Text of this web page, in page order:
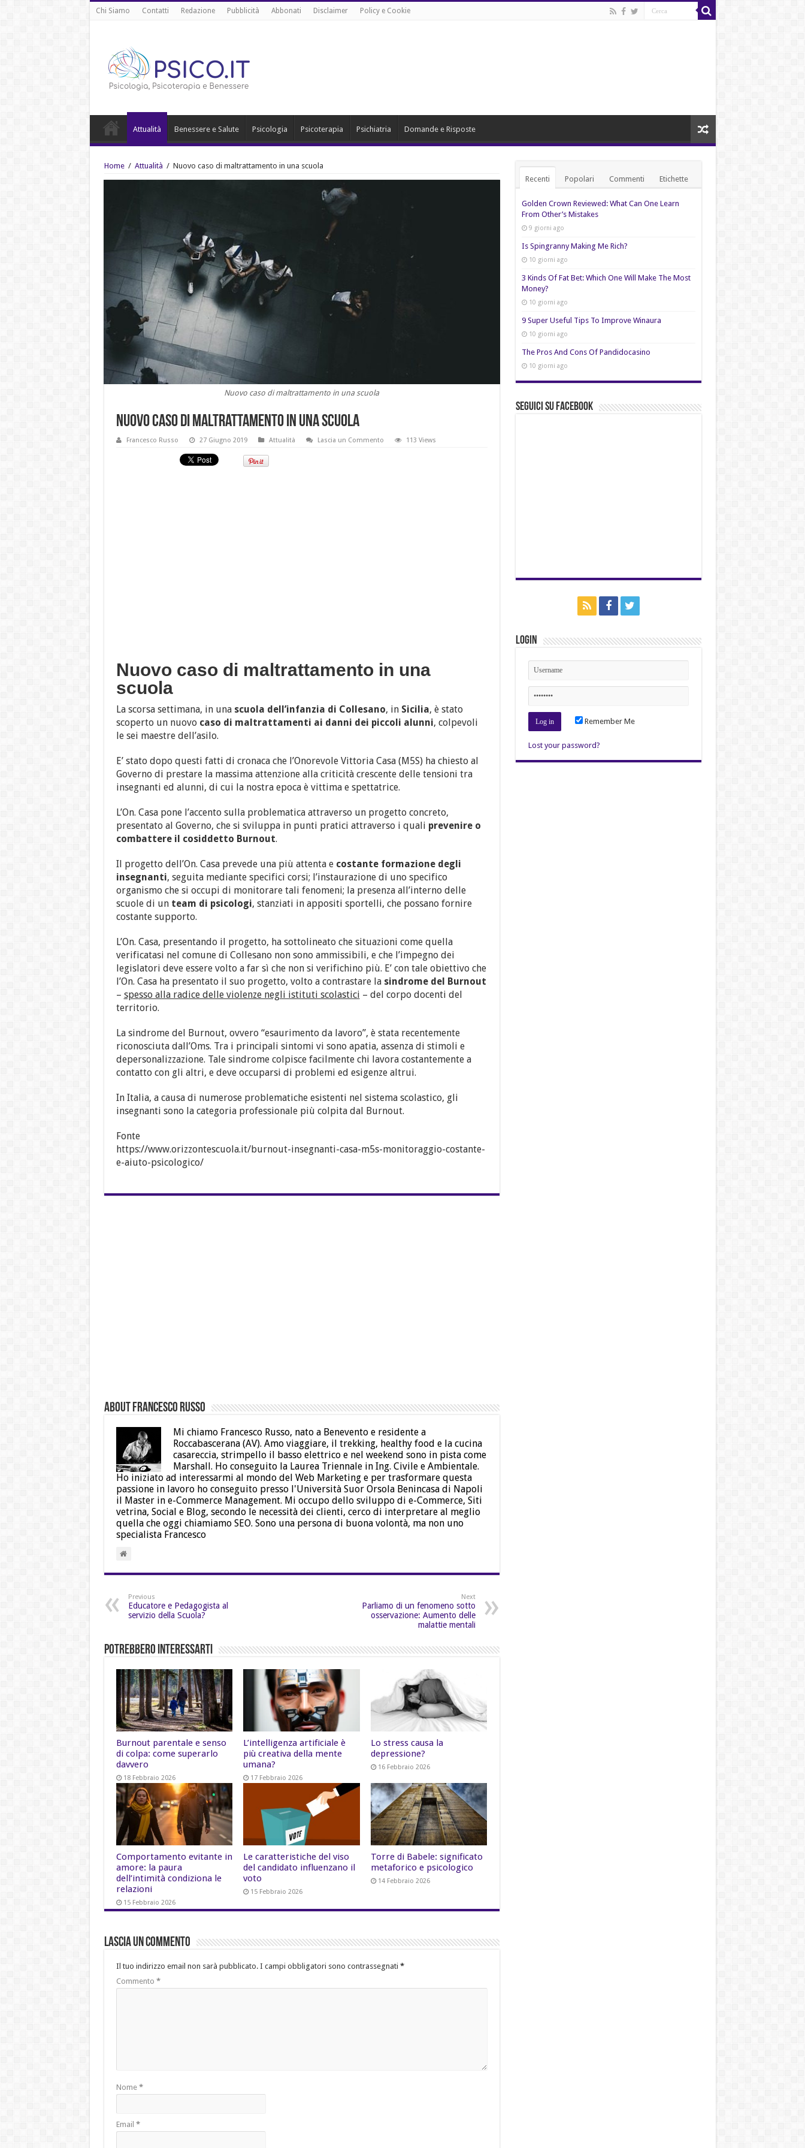
Chi Siamo Contatti Redazione Pubblicità Abbonati Disclaimer Policy e Cookie
Attualità Benessere e Salute Psicologia Psicoterapia Psichiatria Domande e Risposte
Home / Attualità / Nuovo caso di maltrattamento in una scuola
Nuovo caso di maltrattamento in una scuola
Nuovo caso di maltrattamento in una scuola
Francesco Russo 27 Giugno 2019 Attualità Lascia un Commento 113 Views
Nuovo caso di maltrattamento in una
scuola
La scorsa settimana, in una scuola dell’infanzia di Collesano, in Sicilia, è stato
scoperto un nuovo caso di maltrattamenti ai danni dei piccoli alunni, colpevoli
le sei maestre dell’asilo.
E’ stato dopo questi fatti di cronaca che l’Onorevole Vittoria Casa (M5S) ha chiesto al
Governo di prestare la massima attenzione alla criticità crescente delle tensioni tra
insegnanti ed alunni, di cui la nostra epoca è vittima e spettatrice.
L’On. Casa pone l’accento sulla problematica attraverso un progetto concreto,
presentato al Governo, che si sviluppa in punti pratici attraverso i quali prevenire o
combattere il cosiddetto Burnout.
Il progetto dell’On. Casa prevede una più attenta e costante formazione degli
insegnanti, seguita mediante specifici corsi; l’instaurazione di uno specifico
organismo che si occupi di monitorare tali fenomeni; la presenza all’interno delle
scuole di un team di psicologi, stanziati in appositi sportelli, che possano fornire
costante supporto.
L’On. Casa, presentando il progetto, ha sottolineato che situazioni come quella
verificatasi nel comune di Collesano non sono ammissibili, e che l’impegno dei
legislatori deve essere volto a far sì che non si verifichino più. E’ con tale obiettivo che
l’On. Casa ha presentato il suo progetto, volto a contrastare la sindrome del Burnout
– spesso alla radice delle violenze negli istituti scolastici – del corpo docenti del
territorio.
La sindrome del Burnout, ovvero “esaurimento da lavoro”, è stata recentemente
riconosciuta dall’Oms. Tra i principali sintomi vi sono apatia, assenza di stimoli e
depersonalizzazione. Tale sindrome colpisce facilmente chi lavora costantemente a
contatto con gli altri, e deve occuparsi di problemi ed esigenze altrui.
In Italia, a causa di numerose problematiche esistenti nel sistema scolastico, gli
insegnanti sono la categoria professionale più colpita dal Burnout.
Fonte
https://www.orizzontescuola.it/burnout-insegnanti-casa-m5s-monitoraggio-costante-
e-aiuto-psicologico/
About Francesco Russo
Mi chiamo Francesco Russo, nato a Benevento e residente a
Roccabascerana (AV). Amo viaggiare, il trekking, healthy food e la cucina
casareccia, strimpello il basso elettrico e nel weekend sono in pista come
Marshall. Ho conseguito la Laurea Triennale in Ing. Civile e Ambientale.
Ho iniziato ad interessarmi al mondo del Web Marketing e per trasformare questa
passione in lavoro ho conseguito presso l'Università Suor Orsola Benincasa di Napoli
il Master in e-Commerce Management. Mi occupo dello sviluppo di e-Commerce, Siti
vetrina, Social e Blog, secondo le necessità dei clienti, cerco di interpretare al meglio
quella che oggi chiamiamo SEO. Sono una persona di buona volontà, ma non uno
specialista Francesco
Previous
Educatore e Pedagogista al
servizio della Scuola?
Next
Parliamo di un fenomeno sotto
osservazione: Aumento delle
malattie mentali
Potrebbero Interessarti
Burnout parentale e senso
di colpa: come superarlo
davvero
18 Febbraio 2026
L’intelligenza artificiale è
più creativa della mente
umana?
17 Febbraio 2026
Lo stress causa la
depressione?
16 Febbraio 2026
Comportamento evitante in
amore: la paura
dell’intimità condiziona le
relazioni
15 Febbraio 2026
Le caratteristiche del viso
del candidato influenzano il
voto
15 Febbraio 2026
Torre di Babele: significato
metaforico e psicologico
14 Febbraio 2026
Lascia un commento
Il tuo indirizzo email non sarà pubblicato. I campi obbligatori sono contrassegnati *
Commento *
Nome *
Email *
Recenti Popolari Commenti Etichette
Golden Crown Reviewed: What Can One Learn
From Other’s Mistakes
9 giorni ago
Is Spingranny Making Me Rich?
10 giorni ago
3 Kinds Of Fat Bet: Which One Will Make The Most
Money?
10 giorni ago
9 Super Useful Tips To Improve Winaura
10 giorni ago
The Pros And Cons Of Pandidocasino
10 giorni ago
Seguici su Facebook
Login
Remember Me
Lost your password?